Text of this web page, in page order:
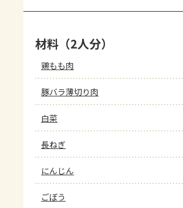
材料（2人分）
鶏もも肉
豚バラ薄切り肉
白菜
長ねぎ
にんじん
ごぼう